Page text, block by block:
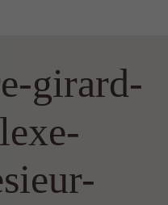
girard-